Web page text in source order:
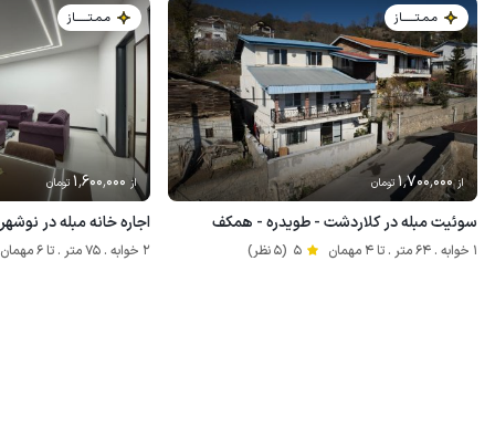
مـمـتــــــاز
از 1٬700٬000 تومان
سوئیت مبله در کلاردشت - طویدره - همکف
1 خوابه . 64 متر . تا 4 مهمان 5 (5 نظر)
مـمـتــــــاز
از 1٬600٬000 تومان
اجاره خانه مبله در
2 خوابه . 75 متر . تا 6 مهمان